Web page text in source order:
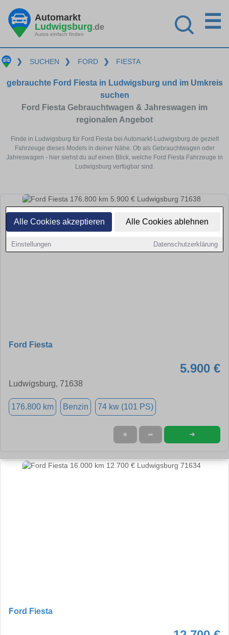
Alle Cookies akzeptieren Alle Cookies ablehnen
Einstellungen Datenschutzerklärung
Automarkt
Ludwigsburg.de
Autos einfach finden
☰
❯ SUCHEN ❯ FORD ❯ FIESTA
gebrauchte Ford Fiesta in Ludwigsburg und im Umkreis
suchen
Ford Fiesta Gebrauchtwagen & Jahreswagen im
regionalen Angebot
Finde in Ludwigsburg für Ford Fiesta bei Automarkt-Ludwigsburg.de gezielt
Fahrzeuge dieses Models in deiner Nähe. Ob als Gebrauchtwagen oder
Jahreswagen - hier siehst du auf einen Blick, welche Ford Fiesta Fahrzeuge in
Ludwigsburg verfügbar sind.
Ford Fiesta
5.900 €
Ludwigsburg, 71638
176.800 km Benzin 74 kw (101 PS)
★ ➦ ➜
Ford Fiesta